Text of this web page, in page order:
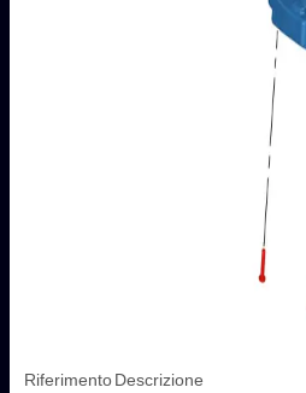
RiferimentoDescrizione